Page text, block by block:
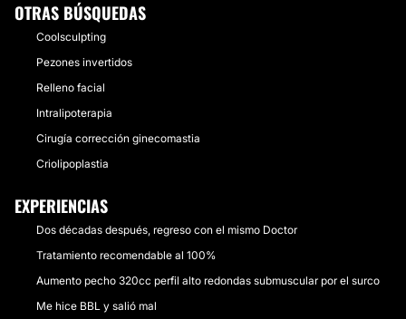
OTRAS BÚSQUEDAS
Coolsculpting
Pezones invertidos
Relleno facial
Intralipoterapia
Cirugía corrección ginecomastia
Criolipoplastia
EXPERIENCIAS
Dos décadas después, regreso con el mismo Doctor
Tratamiento recomendable al 100%
Aumento pecho 320cc perfil alto redondas submuscular por el surco
Me hice BBL y salió mal